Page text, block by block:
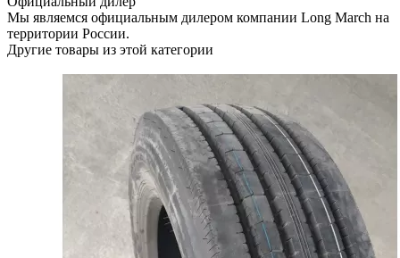
Мы являемся официальным дилером компании Long March на
территории России.
Другие товары из этой категории